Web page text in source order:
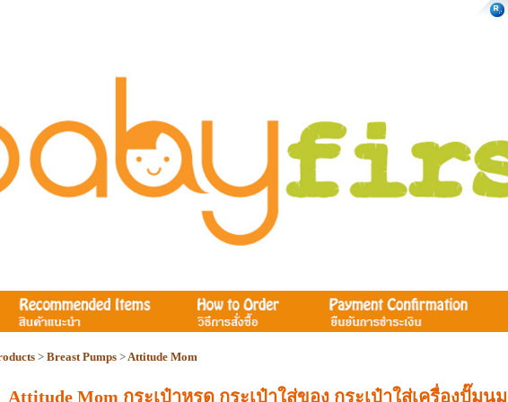
>Breast Pumps >Attitude Mom
Attitude Mom กระเป๋าหูรูด กระเป๋าใส่ของ กระเป๋าใส่เครื่องปั๊มนม